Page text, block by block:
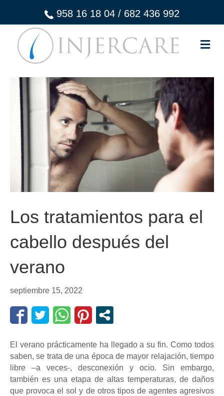
958 16 18 04 / 682 436 992
Los tratamientos para el
cabello después del
verano
septiembre 15, 2022
El verano prácticamente ha llegado a su fin. Como todos
saben, se trata de una época de mayor relajación, tiempo
libre –a veces-, desconexión y ocio. Sin embargo,
también es una etapa de altas temperaturas, de daños
que provoca el sol y de otros tipos de agentes agresivos